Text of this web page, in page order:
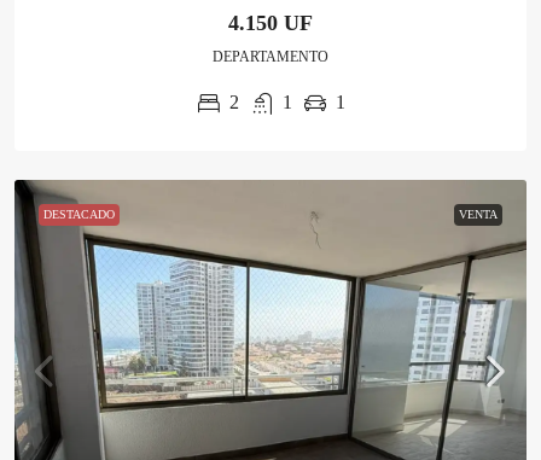
4.150 UF
DEPARTAMENTO
2 1 1
DESTACADO VENTA